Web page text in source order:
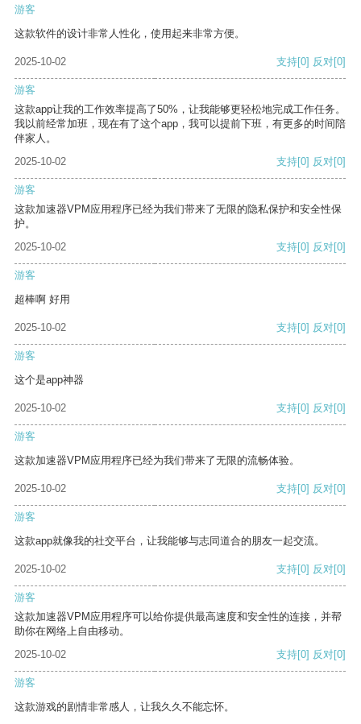
游客
这款软件的设计非常人性化，使用起来非常方便。
2025-10-02 支持[0] 反对[0]
游客
这款app让我的工作效率提高了50%，让我能够更轻松地完成工作任务。
我以前经常加班，现在有了这个app，我可以提前下班，有更多的时间陪
伴家人。
2025-10-02
支持[0] 反对[0]
游客
这款加速器VPM应用程序已经为我们带来了无限的隐私保护和安全性保
护。
2025-10-02
支持[0] 反对[0]
游客
超棒啊 好用
2025-10-02 支持[0] 反对[0]
游客
这个是app神器
2025-10-02 支持[0] 反对[0]
游客
这款加速器VPM应用程序已经为我们带来了无限的流畅体验。
2025-10-02 支持[0] 反对[0]
游客
这款app就像我的社交平台，让我能够与志同道合的朋友一起交流。
2025-10-02 支持[0] 反对[0]
游客
这款加速器VPM应用程序可以给你提供最高速度和安全性的连接，并帮
助你在网络上自由移动。
2025-10-02
支持[0] 反对[0]
游客
这款游戏的剧情非常感人，让我久久不能忘怀。